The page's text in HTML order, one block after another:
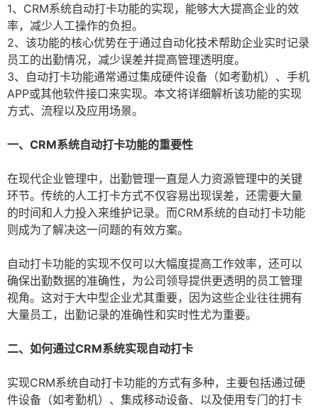
1、CRM系统自动打卡功能的实现，能够大大提高企业的效
率，减少人工操作的负担。
2、该功能的核心优势在于通过自动化技术帮助企业实时记录
员工的出勤情况，减少误差并提高管理透明度。
3、自动打卡功能通常通过集成硬件设备（如考勤机）、手机
APP或其他软件接口来实现。本文将详细解析该功能的实现
方式、流程以及应用场景。
一、CRM系统自动打卡功能的重要性
在现代企业管理中，出勤管理一直是人力资源管理中的关键
环节。传统的人工打卡方式不仅容易出现误差，还需要大量
的时间和人力投入来维护记录。而CRM系统的自动打卡功能
则成为了解决这一问题的有效方案。
自动打卡功能的实现不仅可以大幅度提高工作效率，还可以
确保出勤数据的准确性，为公司领导提供更透明的员工管理
视角。这对于大中型企业尤其重要，因为这些企业往往拥有
大量员工，出勤记录的准确性和实时性尤为重要。
二、如何通过CRM系统实现自动打卡
实现CRM系统自动打卡功能的方式有多种，主要包括通过硬
件设备（如考勤机）、集成移动设备、以及使用专门的打卡